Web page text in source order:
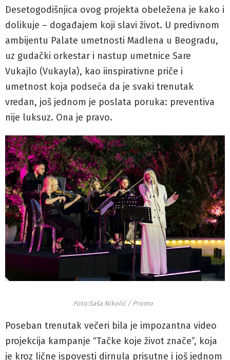
Desetogodišnjica ovog projekta obeležena je kako i
dolikuje – događajem koji slavi život. U predivnom
ambijentu Palate umetnosti Madlena u Beogradu,
uz gudački orkestar i nastup umetnice Sare
Vukajlo (Vukayla), kao iinspirativne priče i
umetnost koja podseća da je svaki trenutak
vredan, još jednom je poslata poruka: preventiva
nije luksuz. Ona je pravo.
.Foto:Saša Nikolić / Promo
Poseban trenutak večeri bila je impozantna video
projekcija kampanje “Tačke koje život znače”, koja
je kroz lične ispovesti dirnula prisutne i još jednom